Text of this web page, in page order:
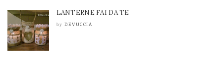
LANTERNE FAI DA TE
by DEVUCCIA